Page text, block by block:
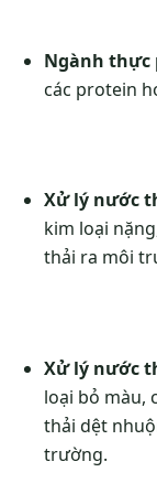
Ngành thực
các protein
Xử lý nước
kim loại
thải ra môi
Xử lý nước
loại bỏ màu,
thải dệt
trường.